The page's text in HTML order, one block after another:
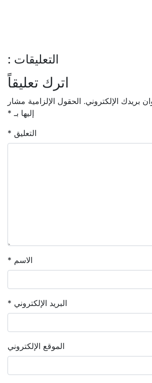
التعليقات :
اترك تعليقاً
بريدك الإلكتروني. الحقول الإلزامية مشار
إليها بـ *
التعليق *
الاسم *
البريد الإلكتروني *
الموقع الإلكتروني